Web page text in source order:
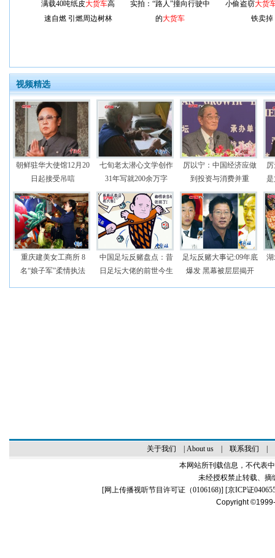
满载40吨纸皮大货车高
速自燃 引燃周边树林
实拍：“路人”撞向行驶中
的大货车
小偷盗窃大货
铁卖掉
视频精选
朝鲜驻华大使馆12月20
日起接受吊唁
七旬老太潜心文学创作
31年写就200余万字
厉以宁：中国经济应做
到投资与消费并重
重庆建美女工商所 8
名“娘子军”柔情执法
中国足坛反赌盘点：昔
日足坛大佬的前世今生
足坛反赌大事记:09年底
爆发 黑幕被层层揭开
关于我们 About us| 联系我们
本网站所刊载信息，不代表
未经授权禁止转载、摘
[网上传播视听节目许可证（0106168)] [京ICP证
Copyright